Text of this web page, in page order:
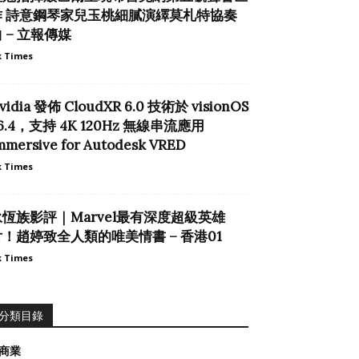
詩意鋼琴家兒玉桃細膩演繹莫札特協奏
– 立報傳媒
Times
發佈 CloudXR 6.0 技術於 visionOS
，支持 4K 120Hz 無線串流應用
for Autodesk VRED
Times
族影評｜Marvel最有深度超級英雄
！趙婷致全人類的唯美情書 – 香港01
Times
類目錄
業